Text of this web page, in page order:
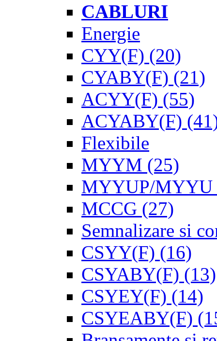
CABLURI
Energie
CYY(F) (20)
CYABY(F) (21)
ACYY(F) (55)
ACYABY(F)
Flexibile
MYYM (25)
MYYUP/MYYU
MCCG (27)
Semnalizare si
CSYY(F) (16)
CSYABY(F) (13)
CSYEY(F) (14)
CSYEABY(F)